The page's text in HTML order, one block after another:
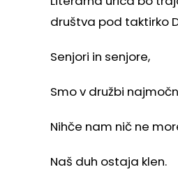
društva pod taktirko
Senjori in senjore,
Smo v družbi
Nihče nam nič ne
Naš duh ostaja klen.